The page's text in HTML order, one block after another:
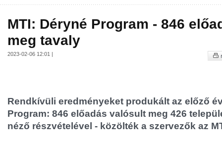
MTI: Déryné Program - 846
meg tavaly
2023-02-06 12:01 |
Rendkívüli eredményeket produkált az előző
Program: 846 előadás valósult meg 426
néző részvételével - közölték a szervezők az